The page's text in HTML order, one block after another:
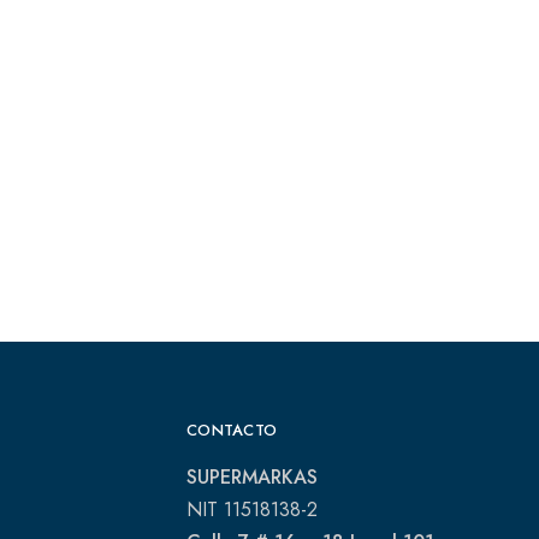
CONTACTO
SUPERMARKAS
NIT 11518138-2